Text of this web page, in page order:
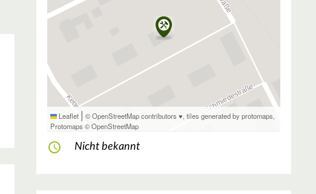
Leaflet | © OpenStreetMap contributors ♥,tiles generated by protomaps,
Protomaps ©OpenStreetMap
Nicht bekannt